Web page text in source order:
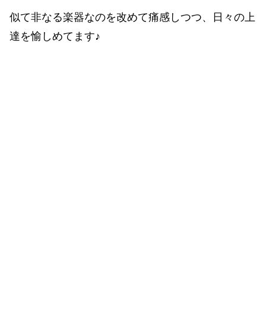
似て非なる楽器なのを改めて痛感しつつ、日々の上
達を愉しめてます♪